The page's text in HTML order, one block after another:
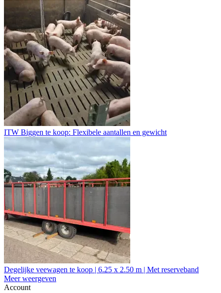
ITW Biggen te koop: Flexibele aantallen en gewicht
Degelijke veewagen te koop | 6.25 x 2.50 m | Met reserveband
Meer weergeven
Account